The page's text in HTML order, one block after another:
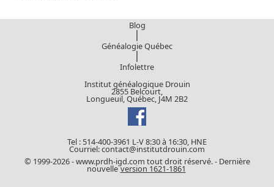
Blog
|
Généalogie Québec
|
Infolettre
Institut généalogique Drouin
2855 Belcourt,
Longueuil, Québec, J4M 2B2
Tel : 514-400-3961 L-V 8:30 à 16:30, HNE
Courriel: contact@institutdrouin.com
© 1999-2026 - www.prdh-igd.com tout droit réservé. - Dernière
nouvelle version 1621-1861